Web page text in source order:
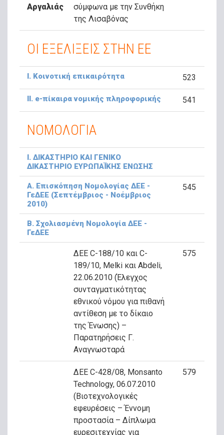
Αργαλιάς
σύμφωνα με την Συνθήκη
της Λισαβόνας
ΟΙ ΕΞΕΛΙΞΕΙΣ ΣΤΗΝ ΕΕ
Ι. Κοινοτική επικαιρότητα 523
ΙΙ. e-πίκαιρα νομικής πληροφορικής 541
ΝΟΜΟΛΟΓΙΑ
Ι. ΔΙΚΑΣΤΗΡΙΟ ΚΑΙ ΓΕΝΙΚΟ
ΔΙΚΑΣΤΗΡΙΟ ΕΥΡΩΠΑΪΚΗΣ ΕΝΩΣΗΣ
Α. Επισκόπηση Νομολογίας ΔΕΕ -
ΓεΔΕΕ (Σεπτέμβριος - Νοέμβριος
2010)
545
Β. Σχολιασμένη Νομολογία ΔΕΕ -
ΓεΔΕΕ
ΔΕΕ C-188/10 και C-
189/10, Melki και Abdeli,
22.06.2010 (Έλεγχος
συνταγματικότητας
εθνικού νόμου για πιθανή
αντίθεση με το δίκαιο
της Ένωσης) –
Παρατηρήσεις Γ.
Αναγνωσταρά
575
ΔΕΕ C-428/08, Monsanto
Technology, 06.07.2010
(Βιοτεχνολογικές
εφευρέσεις – Έννομη
προστασία – Δίπλωμα
ευρεσιτεχνίας για
579